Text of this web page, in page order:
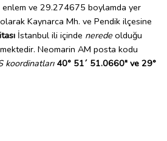
ve 29.274675 boylamda yer
Kaynarca Mh. ve Pendik ilçesine
İstanbul ili içinde nerede olduğu
Neomarin AM posta kodu
koordinatları 40° 51´ 51.0660" ve 29°